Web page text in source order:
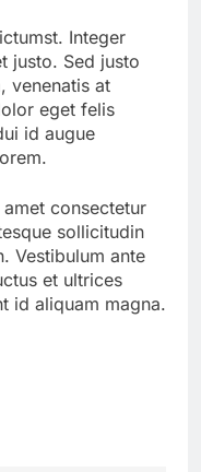
Integer
justo. Sed justo
venenatis at
eget felis
id augue
consectetur
sollicitudin
Vestibulum ante
et ultrices
id aliquam magna.